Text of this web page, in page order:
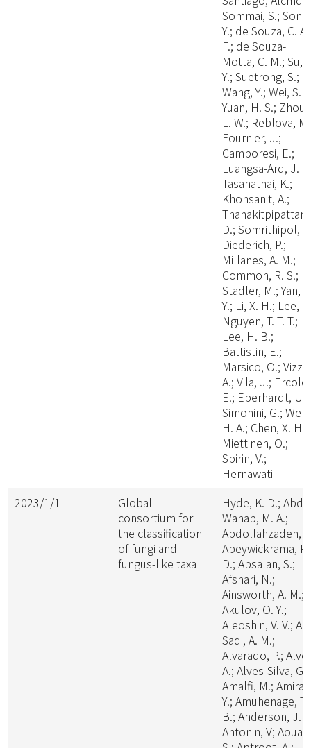
Sommai, S.; Song,
Y.; de Souza, C. A.
F.; de Souza-
Motta, C. M.; Su,
Y.; Suetrong, S.;
Wang, Y.; Wei, S.
Yuan, H. S.; Zhou,
L. W.; Reblova,
Fournier, J.;
Camporesi, E.;
Luangsa-Ard, J.
Tasanathai, K.;
Khonsanit, A.;
D.; Somrithipol,
Diederich, P.;
Millanes, A. M.;
Common, R. S.;
Stadler, M.; Yan,
Y.; Li, X. H.; Lee,
Nguyen, T. T. T.;
Lee, H. B.;
Battistin, E.;
Marsico, O.;
A.; Vila, J.; Ercole,
E.; Eberhardt, U.;
Simonini, G.; Wen,
H. A.; Chen, X. H.;
Miettinen, O.;
Spirin, V.;
Hernawati
2023/1/1
Global
consortium for
the classification
of fungi and
fungus-like taxa
Hyde, K. D.;
Wahab, M. A.;
Abdollahzadeh,
Abeywickrama, P.
D.; Absalan, S.;
Afshari, N.;
Ainsworth, A. M.;
Akulov, O. Y.;
Aleoshin, V. V.; Al-
Sadi, A. M.;
Alvarado, P.;
A.; Alves-Silva, G.;
Amalfi, M.; Amira,
Y.; Amuhenage, T.
B.; Anderson, J.
Antonin, V; Aouali,